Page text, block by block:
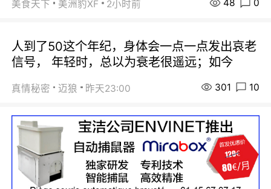
美食天下 美洲豹XF 2小时前 48 0
人到了50这个年纪，身体会一点一点发出哀老
信号， 年轻时，总以为衰老很遥远；如今
真情秘密 迈狼 昨天23:00 301 10